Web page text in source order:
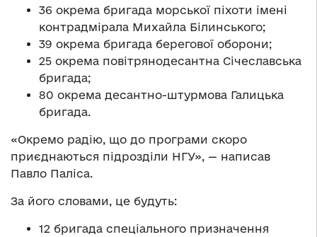
36 окрема бригада морської піхоти імені
контрадмірала Михайла Білинського;
39 окрема бригада берегової оборони;
25 окрема повітрянодесантна Січеславська
бригада;
80 окрема десантно-штурмова Галицька
бригада.
«Окремо радію, що до програми скоро
приєднаються підрозділи НГУ», — написав
Павло Паліса.
За його словами, це будуть:
12 бригада спеціального призначення